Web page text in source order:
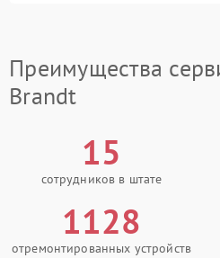
Преимущества
Brandt
15
сотрудников в штате
1128
отремонтированных устройств